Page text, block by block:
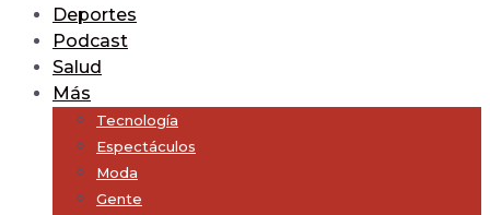
Deportes
Podcast
Salud
Más
Tecnología
Espectáculos
Moda
Gente